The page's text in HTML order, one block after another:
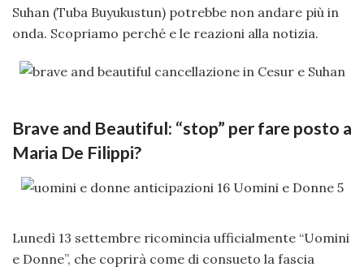
Suhan (Tuba Buyukustun) potrebbe non andare più in
onda. Scopriamo perché e le reazioni alla notizia.
Brave and Beautiful: “stop” per fare posto a
Maria De Filippi?
Lunedì 13 settembre ricomincia ufficialmente “Uomini
e Donne”, che coprirà come di consueto la fascia